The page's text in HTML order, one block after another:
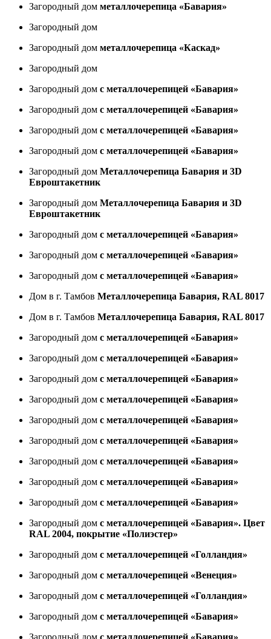
Загородный дом металлочерепица «Бавария»
Загородный дом
Загородный дом металлочерепица «Каскад»
Загородный дом
Загородный дом с металлочерепицей «Бавария»
Загородный дом с металлочерепицей «Бавария»
Загородный дом с металлочерепицей «Бавария»
Загородный дом с металлочерепицей «Бавария»
Загородный дом Металлочерепица Бавария и 3D
Евроштакетник
Загородный дом Металлочерепица Бавария и 3D
Евроштакетник
Загородный дом с металлочерепицей «Бавария»
Загородный дом с металлочерепицей «Бавария»
Загородный дом с металлочерепицей «Бавария»
Дом в г. Тамбов Металлочерепица Бавария, RAL 8017
Дом в г. Тамбов Металлочерепица Бавария, RAL 8017
Загородный дом с металлочерепицей «Бавария»
Загородный дом с металлочерепицей «Бавария»
Загородный дом с металлочерепицей «Бавария»
Загородный дом с металлочерепицей «Бавария»
Загородный дом с металлочерепицей «Бавария»
Загородный дом с металлочерепицей «Бавария»
Загородный дом с металлочерепицей «Бавария»
Загородный дом с металлочерепицей «Бавария»
Загородный дом с металлочерепицей «Бавария»
Загородный дом с металлочерепицей «Бавария». Цвет
RAL 2004, покрытие «Полиэстер»
Загородный дом с металлочерепицей «Голландия»
Загородный дом с металлочерепицей «Венеция»
Загородный дом с металлочерепицей «Голландия»
Загородный дом с металлочерепицей «Бавария»
Загородный дом с металлочерепицей «Бавария»